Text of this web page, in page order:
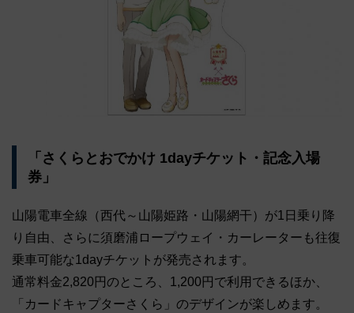
「さくらとおでかけ 1dayチケット・記念入場
券」
山陽電車全線（西代～山陽姫路・山陽網干）が1日乗り降
り自由、さらに須磨浦ロープウェイ・カーレーターも往復
乗車可能な1dayチケットが発売されます。
通常料金2,820円のところ、1,200円で利用できるほか、
「カードキャプターさくら」のデザインが楽しめます。